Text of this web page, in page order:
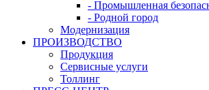
- Промышленная
- Родной город
Модернизация
ПРОИЗВОДСТВО
Продукция
Сервисные услуги
Толлинг